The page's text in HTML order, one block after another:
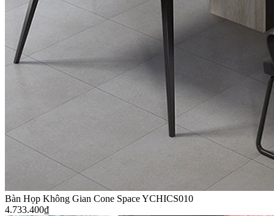
Bàn Họp Không Gian Cone Space YCHICS010
4.733.400₫